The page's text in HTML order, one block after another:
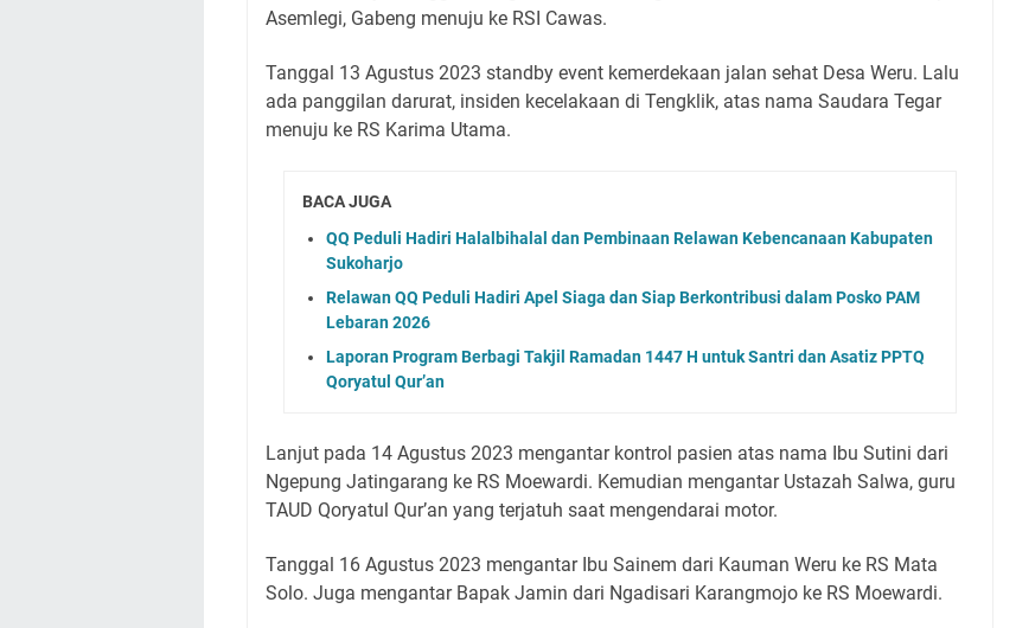
Asemlegi, Gabeng menuju ke RSI Cawas.
Tanggal 13 Agustus 2023 standby event kemerdekaan jalan sehat Desa Weru. Lalu
ada panggilan darurat, insiden kecelakaan di Tengklik, atas nama Saudara Tegar
menuju ke RS Karima Utama.
BACA JUGA
QQ Peduli Hadiri Halalbihalal dan Pembinaan Relawan Kebencanaan Kabupaten
Sukoharjo
Relawan QQ Peduli Hadiri Apel Siaga dan Siap Berkontribusi dalam Posko PAM
Lebaran 2026
Laporan Program Berbagi Takjil Ramadan 1447 H untuk Santri dan Asatiz PPTQ
Qoryatul Qur’an
Lanjut pada 14 Agustus 2023 mengantar kontrol pasien atas nama Ibu Sutini dari
Ngepung Jatingarang ke RS Moewardi. Kemudian mengantar Ustazah Salwa, guru
TAUD Qoryatul Qur’an yang terjatuh saat mengendarai motor.
Tanggal 16 Agustus 2023 mengantar Ibu Sainem dari Kauman Weru ke RS Mata
Solo. Juga mengantar Bapak Jamin dari Ngadisari Karangmojo ke RS Moewardi.